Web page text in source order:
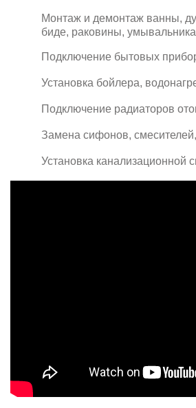
Монтаж и демонтаж ванны,
биде, раковины,
Подключение бытовых
Установка бойлера,
Подключение радиаторов
Замена сифонов,
Установка канализационной